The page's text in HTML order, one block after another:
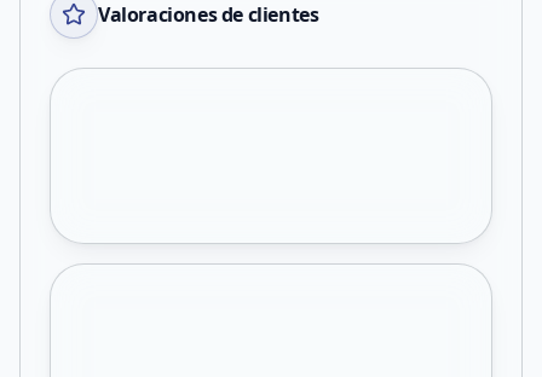
Valoraciones de clientes